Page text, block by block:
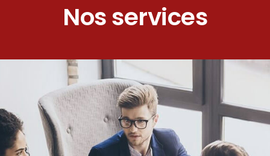
Nos services